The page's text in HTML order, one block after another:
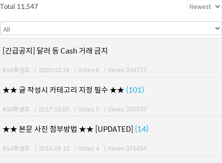
Total 11,547
[긴급공지] 달러 등 Cash 거래 금지
KSA학생회 | 2020.03.19 | Votes 8 | Views 334717
★★ 글 작성시 카테고리 지정 필수 ★★ (101)
KSA학생회 | 2017.10.05 | Votes 5 | Views 350737
★★ 본문 사진 첨부방법 ★★ [UPDATED] (14)
KSA학생회 | 2016.09.15 | Votes 4 | Views 376454